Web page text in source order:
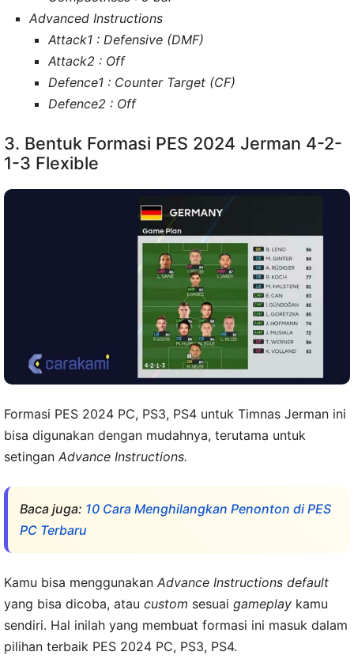
Advanced Instructions
Attack1 : Defensive (DMF)
Attack2 : Off
Defence1 : Counter Target (CF)
Defence2 : Off
3. Bentuk Formasi PES 2024 Jerman 4-2-
1-3 Flexible
Formasi PES 2024 PC, PS3, PS4 untuk Timnas Jerman ini
bisa digunakan dengan mudahnya, terutama untuk
setingan Advance Instructions.
Baca juga: 10 Cara Menghilangkan Penonton di PES
PC Terbaru
Kamu bisa menggunakan Advance Instructions default
yang bisa dicoba, atau custom sesuai gameplay kamu
sendiri. Hal inilah yang membuat formasi ini masuk dalam
pilihan terbaik PES 2024 PC, PS3, PS4.